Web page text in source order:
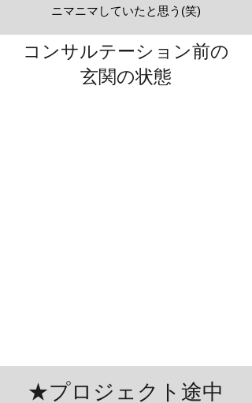
ニマニマしていたと思う(笑)
​コンサルテーション前の
玄関の状態
★プロジェクト途中